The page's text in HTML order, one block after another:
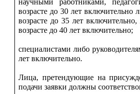
научными работниками,
возрасте до 30 лет
возрасте до 35 лет
возрасте до 40 лет включительно;
специалистами либо
лет включительно.
Лица, претендующие на
подачи заявки должны